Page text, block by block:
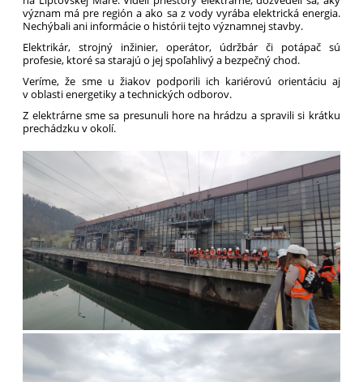
význam má pre región a ako sa z vody vyrába elektrická energia.
Nechýbali ani informácie o histórii tejto významnej stavby.
Elektrikár, strojný inžinier, operátor, údržbár či potápač sú
profesie, ktoré sa starajú o jej spoľahlivý a bezpečný chod.
Veríme, že sme u žiakov podporili ich kariérovú orientáciu aj
v oblasti energetiky a technických odborov.
Z elektrárne sme sa presunuli hore na hrádzu a spravili si krátku
prechádzku v okolí.